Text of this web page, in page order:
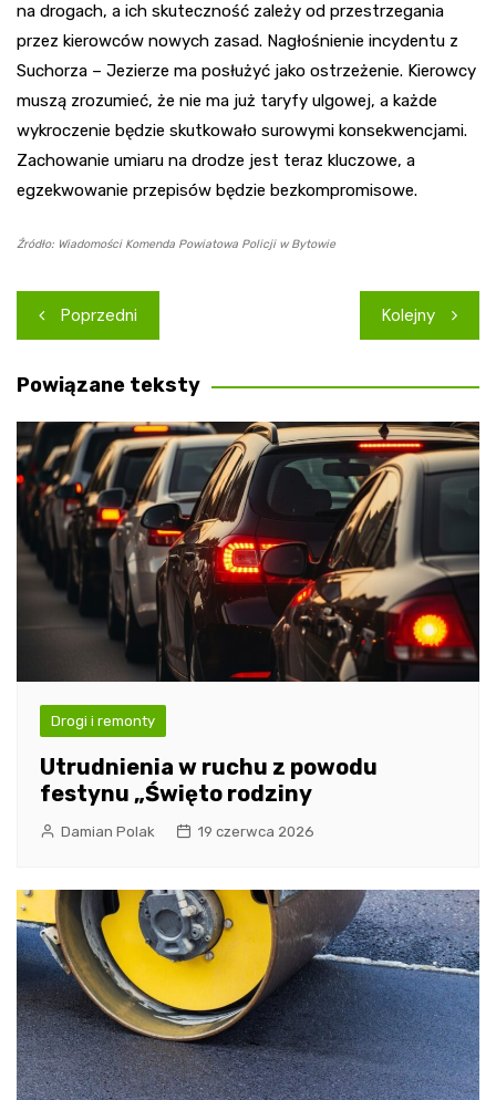
na drogach, a ich skuteczność zależy od przestrzegania
przez kierowców nowych zasad. Nagłośnienie incydentu z
Suchorza – Jezierze ma posłużyć jako ostrzeżenie. Kierowcy
muszą zrozumieć, że nie ma już taryfy ulgowej, a każde
wykroczenie będzie skutkowało surowymi konsekwencjami.
Zachowanie umiaru na drodze jest teraz kluczowe, a
egzekwowanie przepisów będzie bezkompromisowe.
Źródło: Wiadomości Komenda Powiatowa Policji w Bytowie
Nawigacja
wpisu
Poprzedni Kolejny
Powiązane teksty
Drogi i remonty
Utrudnienia w ruchu z powodu
festynu „Święto rodziny
Damian Polak 19 czerwca 2026